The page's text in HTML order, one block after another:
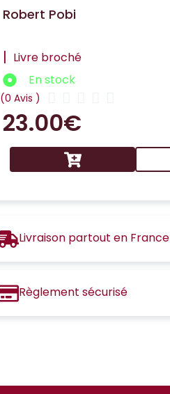
Robert Pobi
| Livre broché
En stock
(0 Avis )
23.00€
Livraison partout en France
Règlement sécurisé